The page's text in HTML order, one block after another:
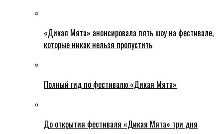
«Дикая Мята» анонсировала пять шоу на фестивале,
которые никак нельзя пропустить
Полный гид по фестивалю «Дикая Мята»
До открытия фестиваля «Дикая Мята» три дня